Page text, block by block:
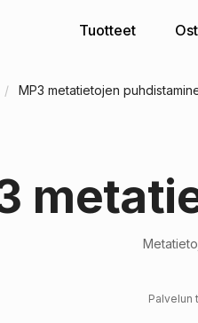
Tuotteet
MP3 metatietojen
Palvelun